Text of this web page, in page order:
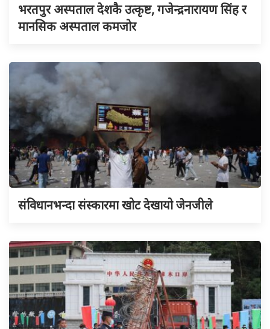
भरतपुर अस्पताल देशकै उत्कृष्ट, गजेन्द्रनारायण सिंह र
मानसिक अस्पताल कमजोर
संविधानभन्दा संस्कारमा खोट देखायो जेनजीले